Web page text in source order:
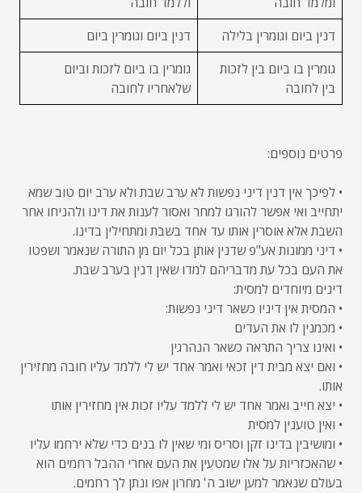
דנין ביום וגומרין בלילה
דנין ביום וגומרין ביום
גומרין בו ביום בין לזכות
בין לחובה
גומרין בו ביום לזכות וביום
שלאחריו לחובה
פרטים נוספים:
• לפיכך אין דנין דיני נפשות לא ערב שבת ולא ערב יום טוב שמא
יתחייב ואי אפשר להורגו למחר ואסור לענות את דינו ולהניחו אחר
השבת אלא אוסרין אותו עד אחד בשבת ומתחילין בדינו.
• דיני ממונות אע"פ שדנין אותן בכל יום מן התורה שנאמר ושפטו
את העם בכל עת מדבריהם למדו שאין דנין בערב שבת.
דינים מיוחדים למסית:
• המסית אין דיניו כשאר דיני נפשות:
• מכמנין לו את העדים
• ואינו צריך התראה כשאר הנהרגין
• ואם יצא מבית דין זכאי ואמר אחד יש לי ללמד עליו חובה מחזירין
אותו.
• יצא חייב ואמר אחד יש לי ללמד עליו זכות אין מחזירין אותו
• ואין טוענין למסית
• ומושיבין בדינו זקן וסריס ומי שאין לו בנים כדי שלא ירחמו עליו
• שהאכזריות על אלו שמטעין את העם אחרי ההבל רחמים הוא
בעולם שנאמר למען ישוב ה' מחרון אפו ונתן לך רחמים.